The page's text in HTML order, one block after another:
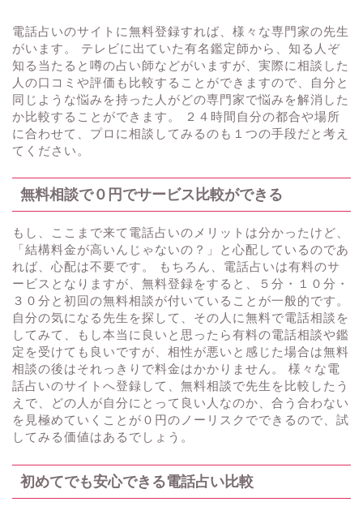
電話占いのサイトに無料登録すれば、様々な専門家の先生
がいます。 テレビに出ていた有名鑑定師から、知る人ぞ
知る当たると噂の占い師などがいますが、実際に相談した
人の口コミや評価も比較することができますので、自分と
同じような悩みを持った人がどの専門家で悩みを解消した
か比較することができます。 ２４時間自分の都合や場所
に合わせて、プロに相談してみるのも１つの手段だと考え
てください。
無料相談で０円でサービス比較ができる
もし、ここまで来て電話占いのメリットは分かったけど、
「結構料金が高いんじゃないの？」と心配しているのであ
れば、心配は不要です。 もちろん、電話占いは有料のサ
ービスとなりますが、無料登録をすると、５分・１０分・
３０分と初回の無料相談が付いていることが一般的です。
自分の気になる先生を探して、その人に無料で電話相談を
してみて、もし本当に良いと思ったら有料の電話相談や鑑
定を受けても良いですが、相性が悪いと感じた場合は無料
相談の後はそれっきりで料金はかかりません。 様々な電
話占いのサイトへ登録して、無料相談で先生を比較したう
えで、どの人が自分にとって良い人なのか、合う合わない
を見極めていくことが０円のノーリスクでできるので、試
してみる価値はあるでしょう。
初めてでも安心できる電話占い比較